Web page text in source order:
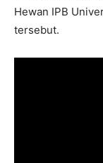
Hewan IPB
tersebut.